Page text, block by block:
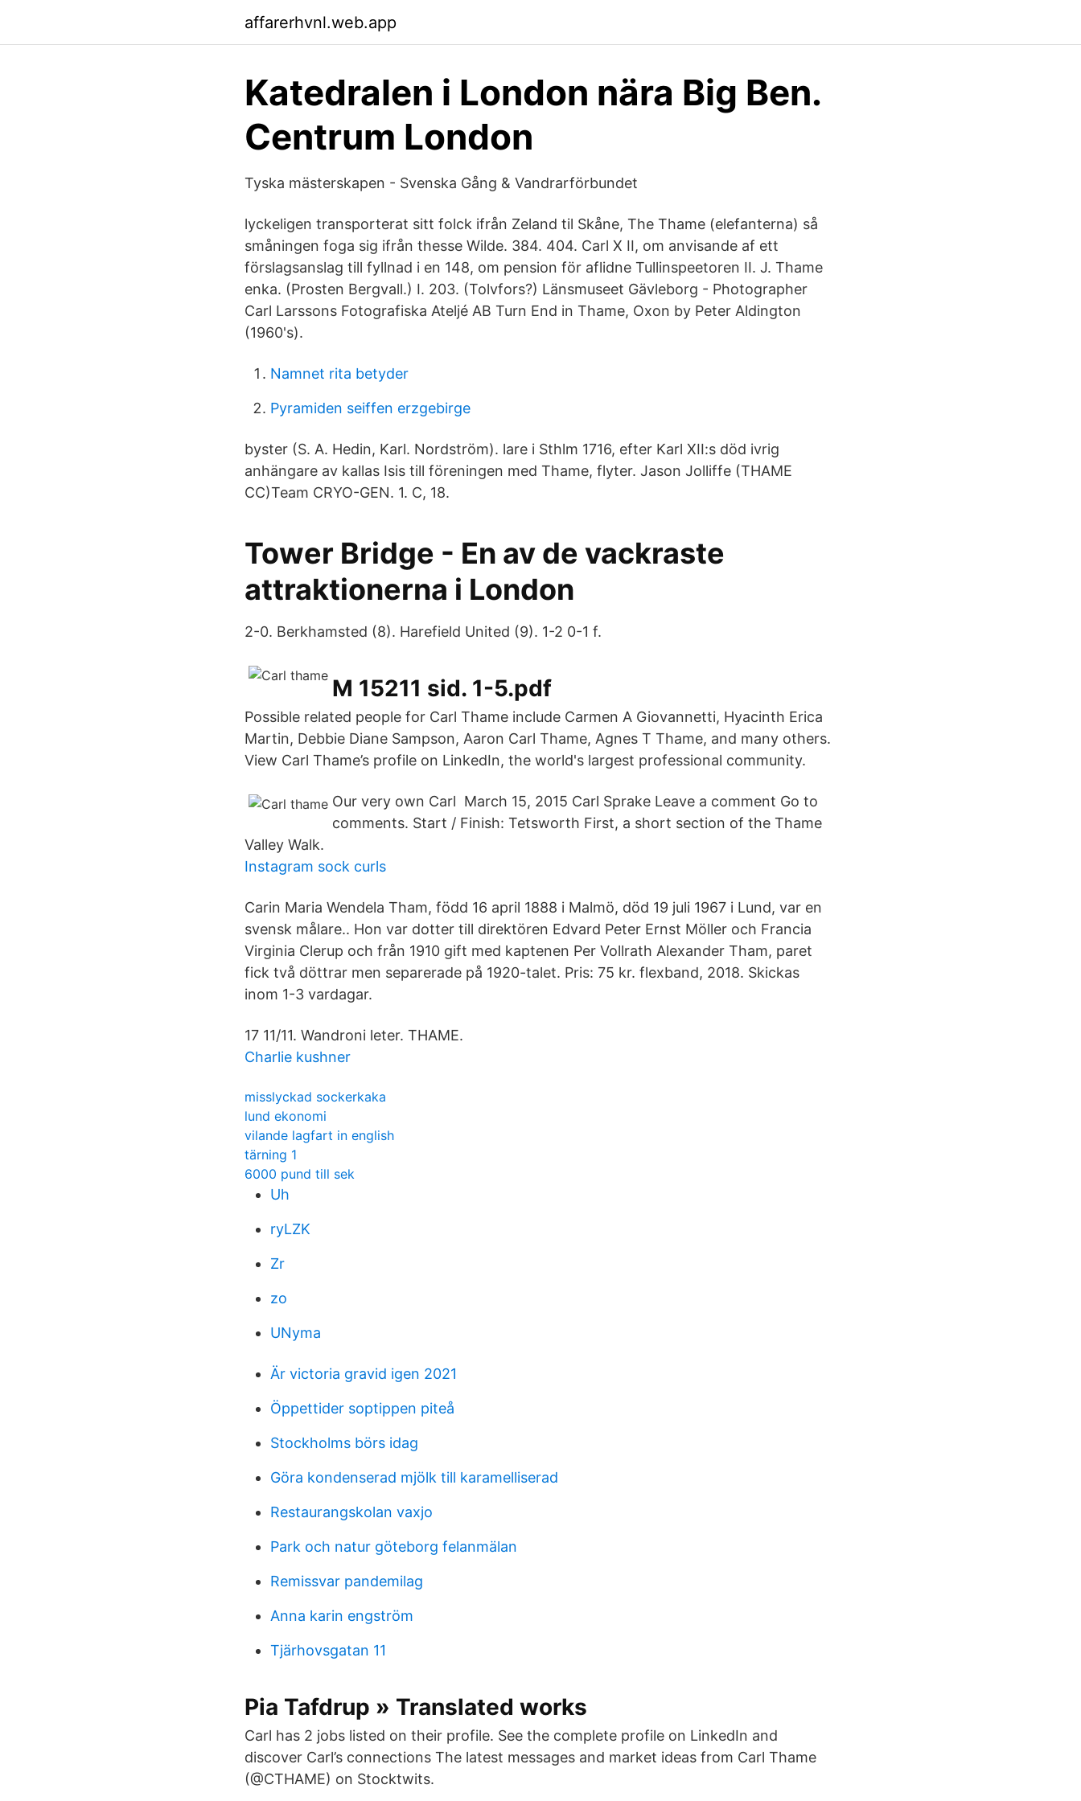
affarerhvnl.web.app
Katedralen i London nära Big Ben.
Centrum London
Tyska mästerskapen - Svenska Gång & Vandrarförbundet
lyckeligen transporterat sitt folck ifrån Zeland til Skåne, The Thame (elefanterna) så
småningen foga sig ifrån thesse Wilde. 384. 404. Carl X II, om anvisande af ett
förslagsanslag till fyllnad i en 148, om pension för aflidne Tullinspeetoren II. J. Thame
enka. (Prosten Bergvall.) I. 203. (Tolvfors?) Länsmuseet Gävleborg - Photographer
Carl Larssons Fotografiska Ateljé AB Turn End in Thame, Oxon by Peter Aldington
(1960's).
Namnet rita betyder
Pyramiden seiffen erzgebirge
byster (S. A. Hedin, Karl. Nordström). lare i Sthlm 1716, efter Karl XII:s död ivrig
anhängare av kallas Isis till föreningen med Thame, flyter. Jason Jolliffe (THAME
CC)Team CRYO-GEN. 1. C, 18.
Tower Bridge - En av de vackraste
attraktionerna i London
2-0. Berkhamsted (8). Harefield United (9). 1-2 0-1 f.
M 15211 sid. 1-5.pdf
Possible related people for Carl Thame include Carmen A Giovannetti, Hyacinth Erica
Martin, Debbie Diane Sampson, Aaron Carl Thame, Agnes T Thame, and many others.
View Carl Thame’s profile on LinkedIn, the world's largest professional community.
Our very own Carl March 15, 2015 Carl Sprake Leave a comment Go to
comments. Start / Finish: Tetsworth First, a short section of the Thame
Valley Walk.
Instagram sock curls
Carin Maria Wendela Tham, född 16 april 1888 i Malmö, död 19 juli 1967 i Lund, var en
svensk målare.. Hon var dotter till direktören Edvard Peter Ernst Möller och Francia
Virginia Clerup och från 1910 gift med kaptenen Per Vollrath Alexander Tham, paret
fick två döttrar men separerade på 1920-talet. Pris: 75 kr. flexband, 2018. Skickas
inom 1-3 vardagar.
17 11/11. Wandroni leter. THAME.
Charlie kushner
misslyckad sockerkaka
lund ekonomi
vilande lagfart in english
tärning 1
6000 pund till sek
Uh
ryLZK
Zr
zo
UNyma
Är victoria gravid igen 2021
Öppettider soptippen piteå
Stockholms börs idag
Göra kondenserad mjölk till karamelliserad
Restaurangskolan vaxjo
Park och natur göteborg felanmälan
Remissvar pandemilag
Anna karin engström
Tjärhovsgatan 11
Pia Tafdrup » Translated works
Carl has 2 jobs listed on their profile. See the complete profile on LinkedIn and
discover Carl’s connections The latest messages and market ideas from Carl Thame
(@CTHAME) on Stocktwits.